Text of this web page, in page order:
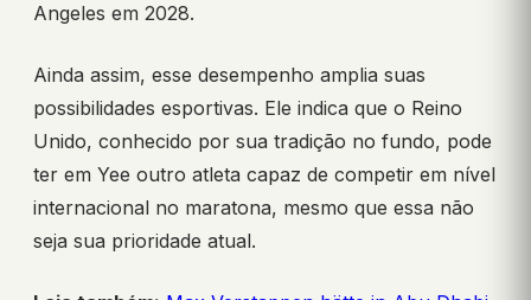
Angeles em 2028.
Ainda assim, esse desempenho amplia suas
possibilidades esportivas. Ele indica que o Reino
Unido, conhecido por sua tradição no fundo, pode
ter em Yee outro atleta capaz de competir em nível
internacional no maratona, mesmo que essa não
seja sua prioridade atual.